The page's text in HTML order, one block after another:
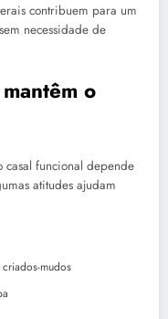
contribuem para um
necessidade de
o
funcional depende
atitudes ajudam
mudos